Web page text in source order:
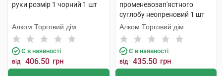
руки розмір 1 чорний 1 шт
Алком Торговий дім
Є в наявності
від 406.50 грн
променевозап'ястного
суглобу неопреновий 1 шт
Алком Торговий дім
Є в наявності
від 435.50 грн